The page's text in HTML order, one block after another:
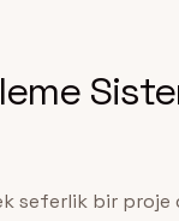
seferlik bir proje